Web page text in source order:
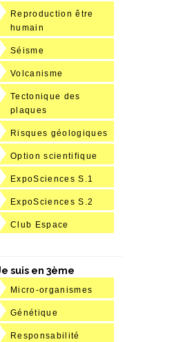
Reproduction être
humain
Séisme
Volcanisme
Tectonique des
plaques
Risques géologiques
Option scientifique
ExpoSciences S.1
ExpoSciences S.2
Club Espace
suis en 3ème
Micro-organismes
Génétique
Responsabilité